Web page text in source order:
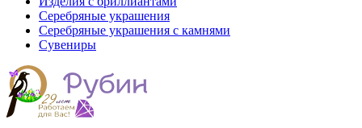
Серебряные украшения
Серебряные украшения с камнями
Сувениры